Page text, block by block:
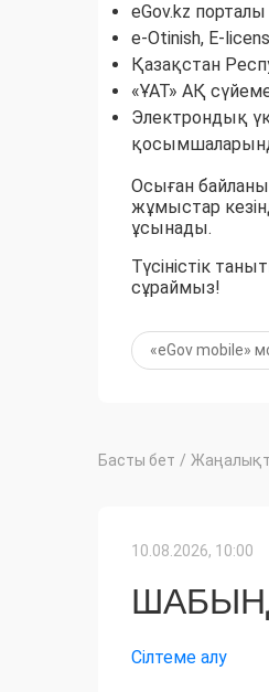
eGov.kz
e-Otinish, E-
Қазақстан
«ҰАТ» АҚ
Электрондық
Осыған
жұмыстар
ұсынады.
Түсіністік
сұраймыз!
«eGov mobile»
Басты бет /
10.08.2026, 10:00
Сілтеме алу